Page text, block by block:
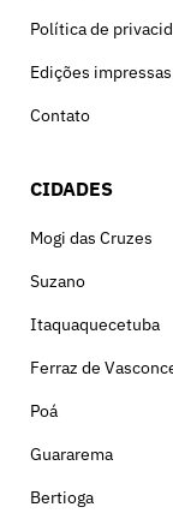
Política de
Edições impressas
Contato
CIDADES
Mogi das Cruzes
Suzano
Itaquaquecetuba
Ferraz de
Poá
Guararema
Bertioga